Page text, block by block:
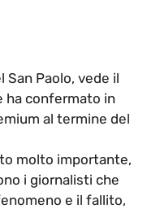
Paolo, vede il
ha confermato in
al termine del
molto importante,
i giornalisti che
e il fallito,